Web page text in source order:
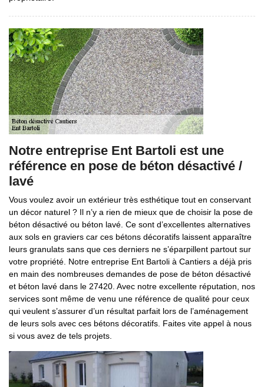
Notre entreprise Ent Bartoli est une
référence en pose de béton désactivé /
lavé
Vous voulez avoir un extérieur très esthétique tout en conservant
un décor naturel ? Il n’y a rien de mieux que de choisir la pose de
béton désactivé ou béton lavé. Ce sont d’excellentes alternatives
aux sols en graviers car ces bétons décoratifs laissent apparaître
leurs granulats sans que ces derniers ne s’éparpillent partout sur
votre propriété. Notre entreprise Ent Bartoli à Cantiers a déjà pris
en main des nombreuses demandes de pose de béton désactivé
et béton lavé dans le 27420. Avec notre excellente réputation, nos
services sont même de venu une référence de qualité pour ceux
qui veulent s’assurer d’un résultat parfait lors de l’aménagement
de leurs sols avec ces bétons décoratifs. Faites vite appel à nous
si vous avez de tels projets.